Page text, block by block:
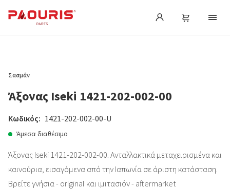
Σασμάν
Άξονας Iseki 1421-202-002-00
Κωδικός: 1421-202-002-00-U
Άμεσα διαθέσιμο
Άξονας Iseki 1421-202-002-00. Ανταλλακτικά μεταχειρισμένα και
καινούρια, εισαγόμενα από την Ιαπωνία σε άριστη κατάσταση.
Βρείτε γνήσια - original και ιμιτασιόν - aftermarket